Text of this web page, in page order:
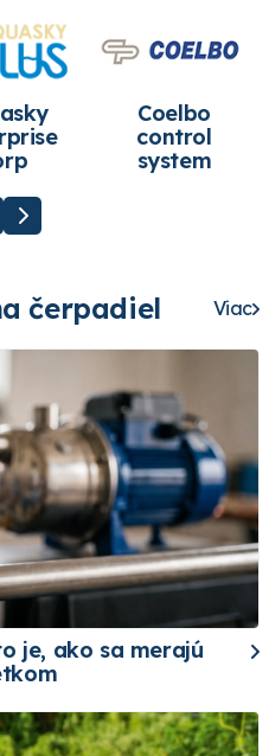
Coelbo
control
system
čerpadiel Viac
je, ako sa merajú